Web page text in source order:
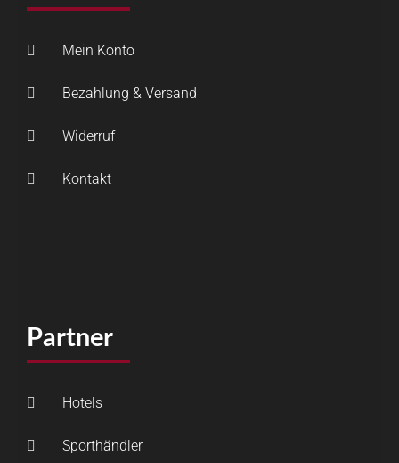
Mein Konto
Bezahlung & Versand
Widerruf
Kontakt
Partner
Hotels
Sporthändler